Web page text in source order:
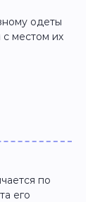
одеты
местом их
по
его